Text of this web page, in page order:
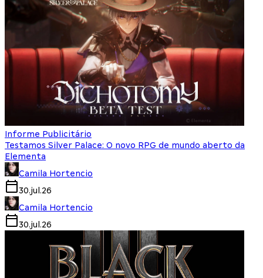
Informe Publicitário
Testamos Silver Palace: O novo RPG de mundo aberto da
Elementa
Camila Hortencio
30.jul.26
Camila Hortencio
30.jul.26